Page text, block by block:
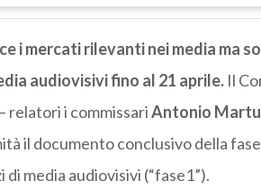
i mercati rilevanti nei media ma
audiovisivi fino al 21 aprile. Il
relatori i commissariAntonio
il documento conclusivo della
media audiovisivi (“fase1”).